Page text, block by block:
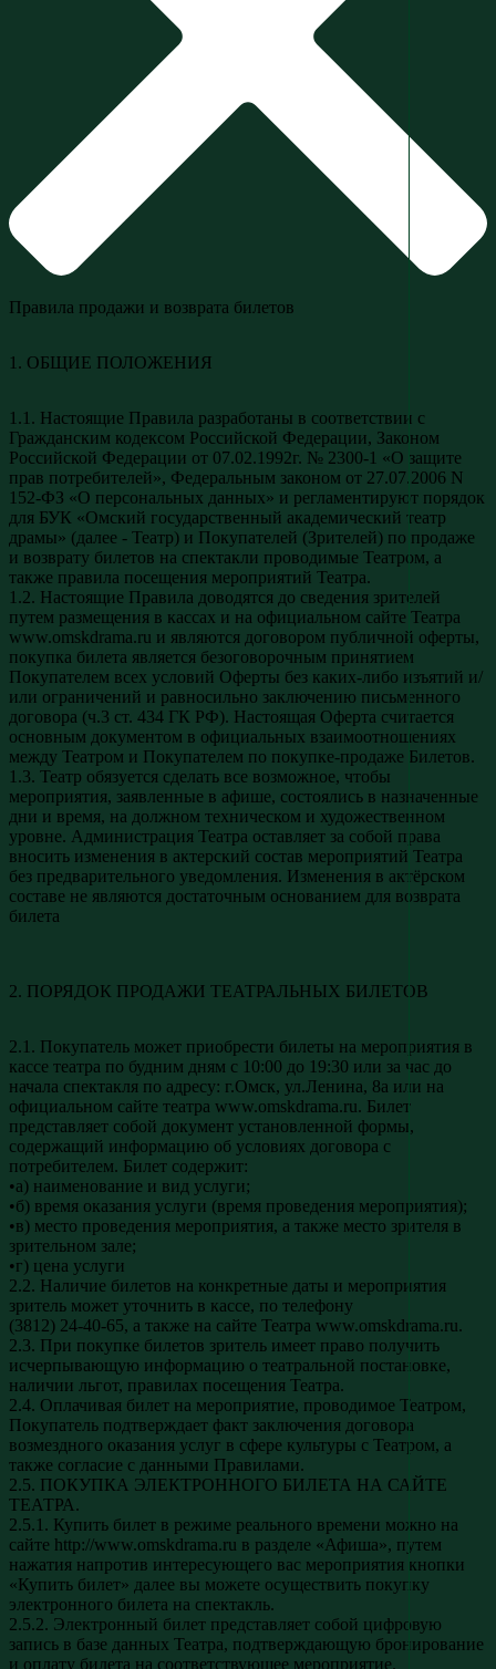
Правила продажи и возврата билетов
1. ОБЩИЕ ПОЛОЖЕНИЯ
1.1. Настоящие Правила разработаны в соответствии с
Гражданским кодексом Российской Федерации, Законом
Российской Федерации от 07.02.1992г. № 2300-1 «О защите
прав потребителей», Федеральным законом от 27.07.2006 N
152-ФЗ «О персональных данных» и регламентируют порядок
для БУК «Омский государственный академический театр
драмы» (далее - Театр) и Покупателей (Зрителей) по продаже
и возврату билетов на спектакли проводимые Театром, а
также правила посещения мероприятий Театра.
1.2. Настоящие Правила доводятся до сведения зрителей
путем размещения в кассах и на официальном сайте Театра
www.omskdrama.ru и являются договором публичной оферты,
покупка билета является безоговорочным принятием
Покупателем всех условий Оферты без каких-либо изъятий и/
или ограничений и равносильно заключению письменного
договора (ч.3 ст. 434 ГК РФ). Настоящая Оферта считается
основным документом в официальных взаимоотношениях
между Театром и Покупателем по покупке-продаже Билетов.
1.3. Театр обязуется сделать все возможное, чтобы
мероприятия, заявленные в афише, состоялись в назначенные
дни и время, на должном техническом и художественном
уровне. Администрация Театра оставляет за собой права
вносить изменения в актерский состав мероприятий Театра
без предварительного уведомления. Изменения в актёрском
составе не являются достаточным основанием для возврата
билета
2. ПОРЯДОК ПРОДАЖИ ТЕАТРАЛЬНЫХ БИЛЕТОВ
2.1. Покупатель может приобрести билеты на мероприятия в
кассе театра по будним дням с 10:00 до 19:30 или за час до
начала спектакля по адресу: г.Омск, ул.Ленина, 8а или на
официальном сайте театра www.omskdrama.ru. Билет
представляет собой документ установленной формы,
содержащий информацию об условиях договора с
потребителем. Билет содержит:
•а) наименование и вид услуги;
•б) время оказания услуги (время проведения мероприятия);
•в) место проведения мероприятия, а также место зрителя в
зрительном зале;
•г) цена услуги
2.2. Наличие билетов на конкретные даты и мероприятия
зритель может уточнить в кассе, по телефону
(3812) 24-40-65, а также на сайте Театра www.omskdrama.ru.
2.3. При покупке билетов зритель имеет право получить
исчерпывающую информацию о театральной постановке,
наличии льгот, правилах посещения Театра.
2.4. Оплачивая билет на мероприятие, проводимое Театром,
Покупатель подтверждает факт заключения договора
возмездного оказания услуг в сфере культуры с Театром, а
также согласие с данными Правилами.
2.5. ПОКУПКА ЭЛЕКТРОННОГО БИЛЕТА НА САЙТЕ
ТЕАТРА.
2.5.1. Купить билет в режиме реального времени можно на
сайте http://www.omskdrama.ru в разделе «Афиша», путем
нажатия напротив интересующего вас мероприятия кнопки
«Купить билет» далее вы можете осуществить покупку
электронного билета на спектакль.
2.5.2. Электронный билет представляет собой цифровую
запись в базе данных Театра, подтверждающую бронирование
и оплату билета на соответствующее мероприятие.